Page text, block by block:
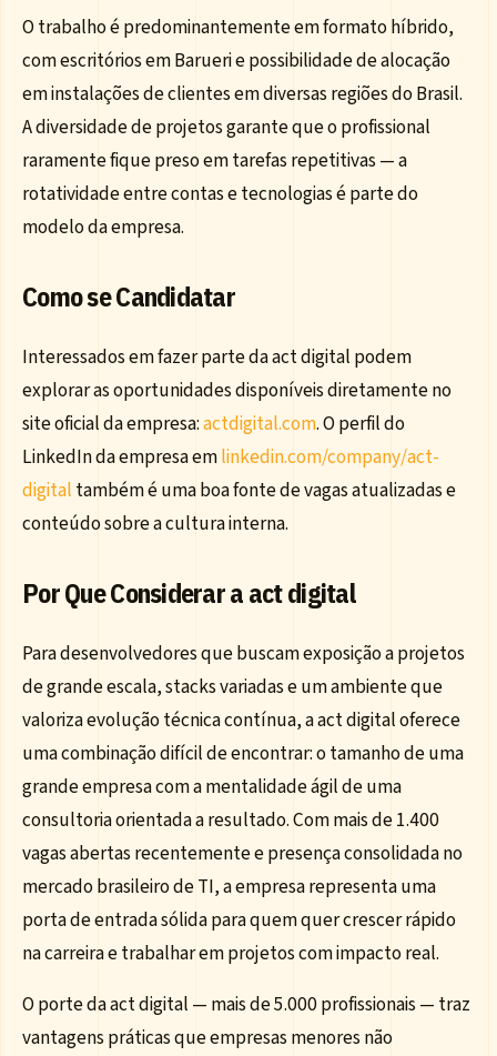
O trabalho é predominantemente em formato híbrido,
com escritórios em Barueri e possibilidade de alocação
em instalações de clientes em diversas regiões do Brasil.
A diversidade de projetos garante que o profissional
raramente fique preso em tarefas repetitivas — a
rotatividade entre contas e tecnologias é parte do
modelo da empresa.
Como se Candidatar
Interessados em fazer parte da act digital podem
explorar as oportunidades disponíveis diretamente no
site oficial da empresa:actdigital.com. O perfil do
LinkedIn da empresa emlinkedin.com/company/act-
digital também é uma boa fonte de vagas atualizadas e
conteúdo sobre a cultura interna.
Por Que Considerar a act digital
Para desenvolvedores que buscam exposição a projetos
de grande escala, stacks variadas e um ambiente que
valoriza evolução técnica contínua, a act digital oferece
uma combinação difícil de encontrar: o tamanho de uma
grande empresa com a mentalidade ágil de uma
consultoria orientada a resultado. Com mais de 1.400
vagas abertas recentemente e presença consolidada no
mercado brasileiro de TI, a empresa representa uma
porta de entrada sólida para quem quer crescer rápido
na carreira e trabalhar em projetos com impacto real.
O porte da act digital — mais de 5.000 profissionais — traz
vantagens práticas que empresas menores não